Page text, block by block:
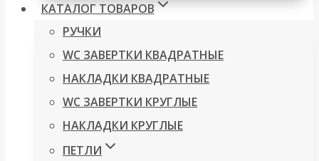
КАТАЛОГ ТОВАРОВ
РУЧКИ
WC ЗАВЕРТКИ КВАДРАТНЫЕ
НАКЛАДКИ КВАДРАТНЫЕ
WC ЗАВЕРТКИ КРУГЛЫЕ
НАКЛАДКИ КРУГЛЫЕ
ПЕТЛИ